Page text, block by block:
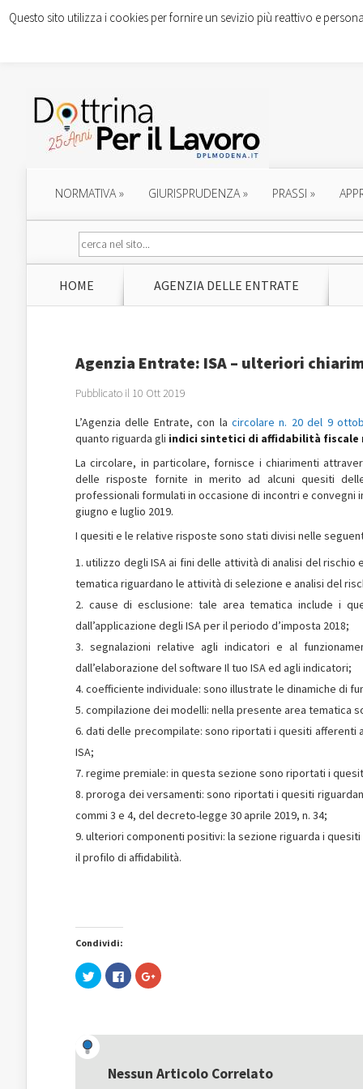
NORMATIVA» GIURISPRUDENZA» PRASSI »
HOME AGENZIA DELLE ENTRATE
Agenzia Entrate: ISA – ulteriori
Pubblicato il 10 Ott 2019
L’Agenzia delle Entrate, con la circolare n. 20 del 9
quanto riguarda gli indici sintetici di affidabilità fiscale
La circolare, in particolare, fornisce i chiarimenti
delle risposte fornite in merito ad alcuni quesiti
professionali formulati in occasione di incontri e convegni
giugno e luglio 2019.
I quesiti e le relative risposte sono stati divisi nelle
utilizzo degli ISA ai fini delle attività di analisi del
tematica riguardano le attività di selezione e analisi del
cause di esclusione: tale area tematica include i
dall’applicazione degli ISA per il periodo d’imposta 2018;
segnalazioni relative agli indicatori e al
dall’elaborazione del software Il tuo ISA ed agli indicatori;
coefficiente individuale: sono illustrate le dinamiche di
compilazione dei modelli: nella presente area tematica
dati delle precompilate: sono riportati i quesiti afferenti
ISA;
regime premiale: in questa sezione sono riportati i
proroga dei versamenti: sono riportati i quesiti
commi 3 e 4, del decreto-legge 30 aprile 2019, n. 34;
ulteriori componenti positivi: la sezione riguarda i
il profilo di affidabilità.
Condividi:
Fai
clic
(Si
apre
una
nuova
Fai
clic
nuova
finestra)
Fai
clic
una
nuova
Nessun Articolo Correlato
Questo sito utilizza i cookies per fornire un sevizio più reattivo e